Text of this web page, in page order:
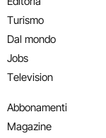
Turismo
Dal mondo
Jobs
Television
Abbonamenti
Magazine